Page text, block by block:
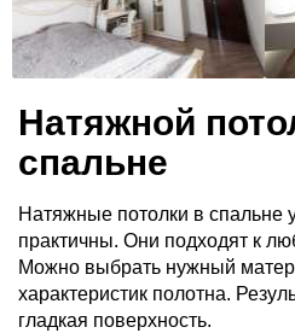
Натяжной
спальне
Натяжные потолки в спальне
практичны. Они подходят к
Можно выбрать нужный
характеристик полотна.
гладкая поверхность.